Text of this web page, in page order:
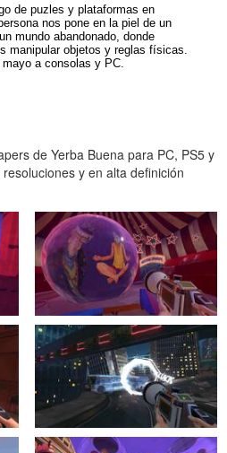
de puzles y plataformas en
nos pone en la piel de un
mundo abandonado, donde
manipular objetos y reglas físicas.
mayo a consolas y PC.
de Yerba Buena para PC, PS5 y
y en alta definición